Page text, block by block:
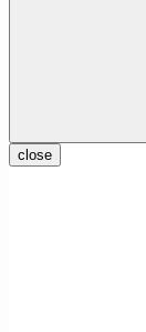
close